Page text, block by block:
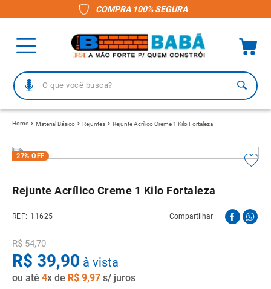
COMPRA 100% SEGURA
O que você busca?
Material Básico Rejuntes Rejunte Acrílico Creme 1 Kilo Fortaleza
27% OFF
Rejunte Acrílico Creme 1 Kilo Fortaleza
11625 Compartilhar
R$ 54,70
R$ 39,90 à vista
ou até 4x de R$ 9,97 s/ juros
2º porcelanato
4
5 revestimento
6º
7º pisos
gabinete banheiro